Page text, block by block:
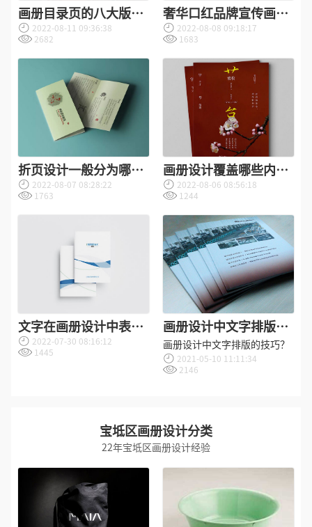
画册目录页的八大版式
设计技巧？
2022-08-11 09:36:38
2682
奢华口红品牌宣传画册
设计欣赏
2022-08-08 09:18:17
1683
折页设计一般分为哪几
种？2022-08-07 08:28:22
1763
画册设计覆盖哪些内
容？2022-08-06 08:56:18
1244
文字在画册设计中表现
形式？
2022-07-30 08:16:12
1445
画册设计中文字排版的
技巧？
画册设计中文字排版的技巧？
2021-05-10 11:11:34
2146
宝坻区画册设计分类
22年宝坻区画册设计经验